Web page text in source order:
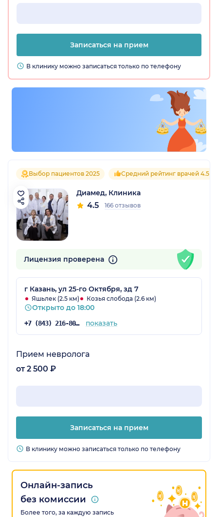
Записаться на прием
В клинику можно записаться только по телефону
Выбор пациентов 2025 Средний рейтинг врачей 4.5
Диамед, Клиника
4.5 166 отзывов
Лицензия проверена
г Казань, ул 25-го Октября, зд 7
Яшьлек (2.5 км) Козья слобода (2.6 км)
Открыто до 18:00
+7 (843) 216-80-48 показать
Прием невролога
от 2 500 ₽
Записаться на прием
В клинику можно записаться только по телефону
Онлайн-запись
без комиссии
Более того, за каждую запись